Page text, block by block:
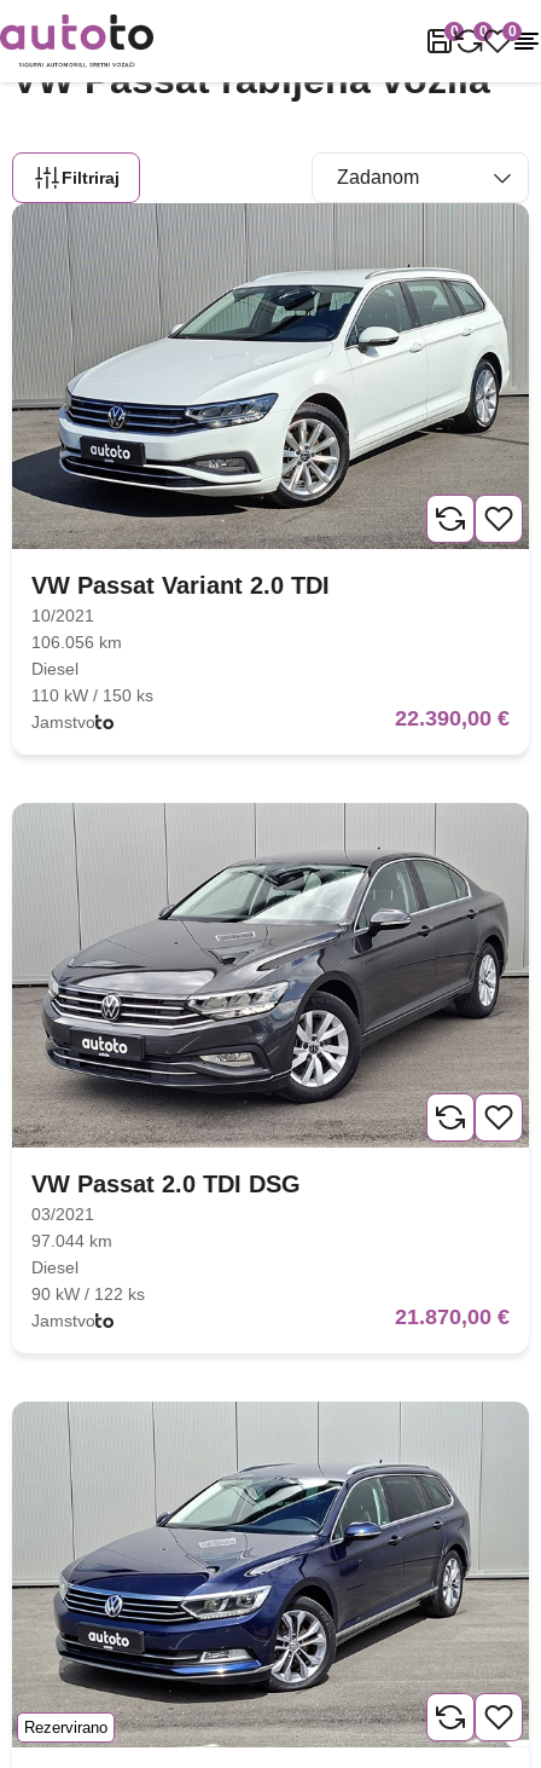
0 0 0
Naslovnica Rabljena vozila
VW Passat rabljena vozila
Filtriraj
VW Passat Variant 2.0 TDI
10/2021
106.056 km
Diesel
110 kW / 150 ks
Jamstvo
22.390,00 €
VW Passat 2.0 TDI DSG
03/2021
97.044 km
Diesel
90 kW / 122 ks
Jamstvo
21.870,00 €
Rezervirano